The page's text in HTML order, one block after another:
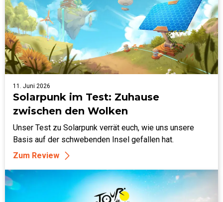
11. Juni 2026
Solarpunk im Test: Zuhause
zwischen den Wolken
Unser Test zu Solarpunk verrät euch, wie uns unsere
Basis auf der schwebenden Insel gefallen hat.
Zum Review